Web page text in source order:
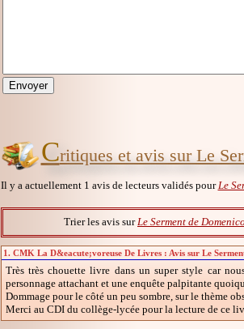
Critiques et avis sur Le
Il y a actuellement 1 avis de lecteurs validés pourLe
Trier les avis sur Le Serment de Domenico
1. CMK La D&eacute;voreuse De Livres : Avis sur Le
Très très chouette livre dans un super style car
personnage attachant et une enquête palpitante
Dommage pour le côté un peu sombre, sur le thème
Merci au CDI du collège-lycée pour la lecture de ce